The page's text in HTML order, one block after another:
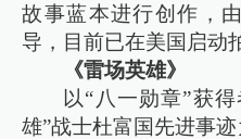
故事蓝本进行创作，
导，目前已在美国启动
《雷场英雄》
以“八一勋章”获
雄”战士杜富国先进事